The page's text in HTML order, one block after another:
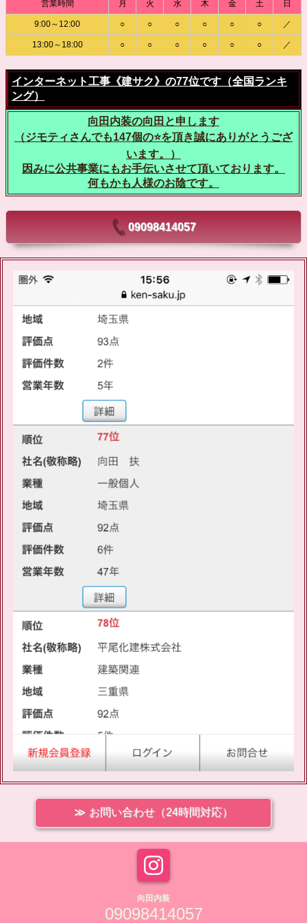
営業時間 月 火 水 木 金 土 日
9:00～12:00 ○ ○ ○ ○ ○ ○ ／
13:00～18:00 ○ ○ ○ ○ ○ ○ ／
インターネット工事《建サク》の77位です（全国ランキ
ング）
向田内装の向田と申します
（ジモティさんでも147個の⭐️を頂き誠にありがとうござ
います。）
因みに公共事業にもお手伝いさせて頂いております。
何もかも人様のお陰です。
09098414057
お問い合わせ（24時間対応）
向田内装
09098414057